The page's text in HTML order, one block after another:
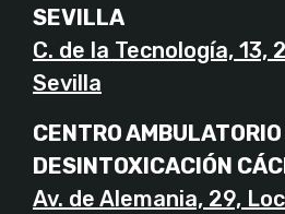
SEVILLA
C. de la Tecnología, 13,
Sevilla
CENTRO AMBULATORIO
DESINTOXICACIÓN
Av. de Alemania, 29,